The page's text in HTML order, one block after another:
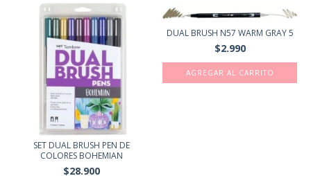
SET DUAL BRUSH PEN DE
COLORES BOHEMIAN
$28.900
DUAL BRUSH N57 WARM GRAY 5
$2.990